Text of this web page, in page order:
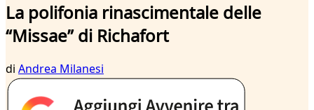
La polifonia rinascimentale delle
“Missae” di Richafort
di Andrea Milanesi